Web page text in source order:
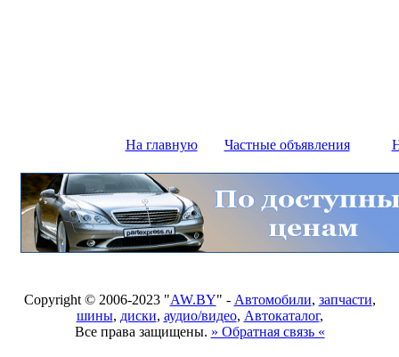
На главную Частные объявления
Copyright © 2006-2023 "AW.BY" - Автомобили, запчасти,
шины, диски, аудио/видео, Автокаталог,
Все права защищены. » Обратная связь «